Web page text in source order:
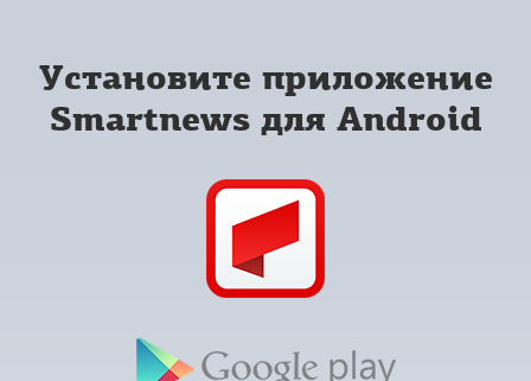
Установите приложение
Smartnews для Android